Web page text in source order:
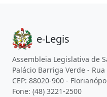
e-Legis
Assembleia Legislativa de
Palácio Barriga Verde -
CEP: 88020-900 -
Fone: (48) 3221-2500